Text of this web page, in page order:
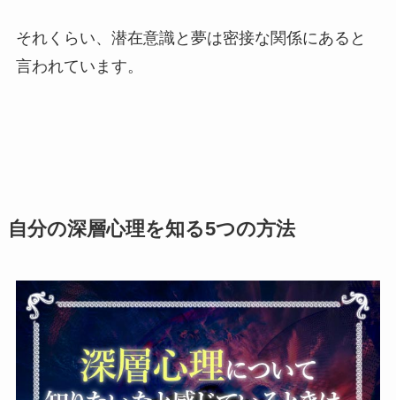
それくらい、潜在意識と夢は密接な関係にあると
言われています。
自分の深層心理を知る5つの方法